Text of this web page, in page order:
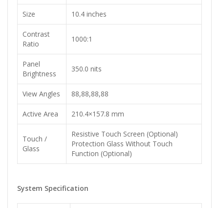
Size 10.4 inches
Contrast
Ratio
1000:1
Panel
Brightness
350.0 nits
View Angles 88,88,88,88
Active Area 210.4×157.8 mm
Touch /
Glass
Resistive Touch Screen (Optional)
Protection Glass Without Touch
Function (Optional)
System Specification